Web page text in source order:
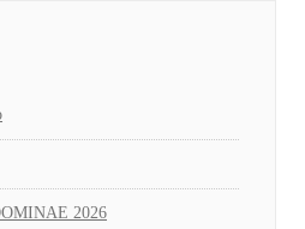
2026